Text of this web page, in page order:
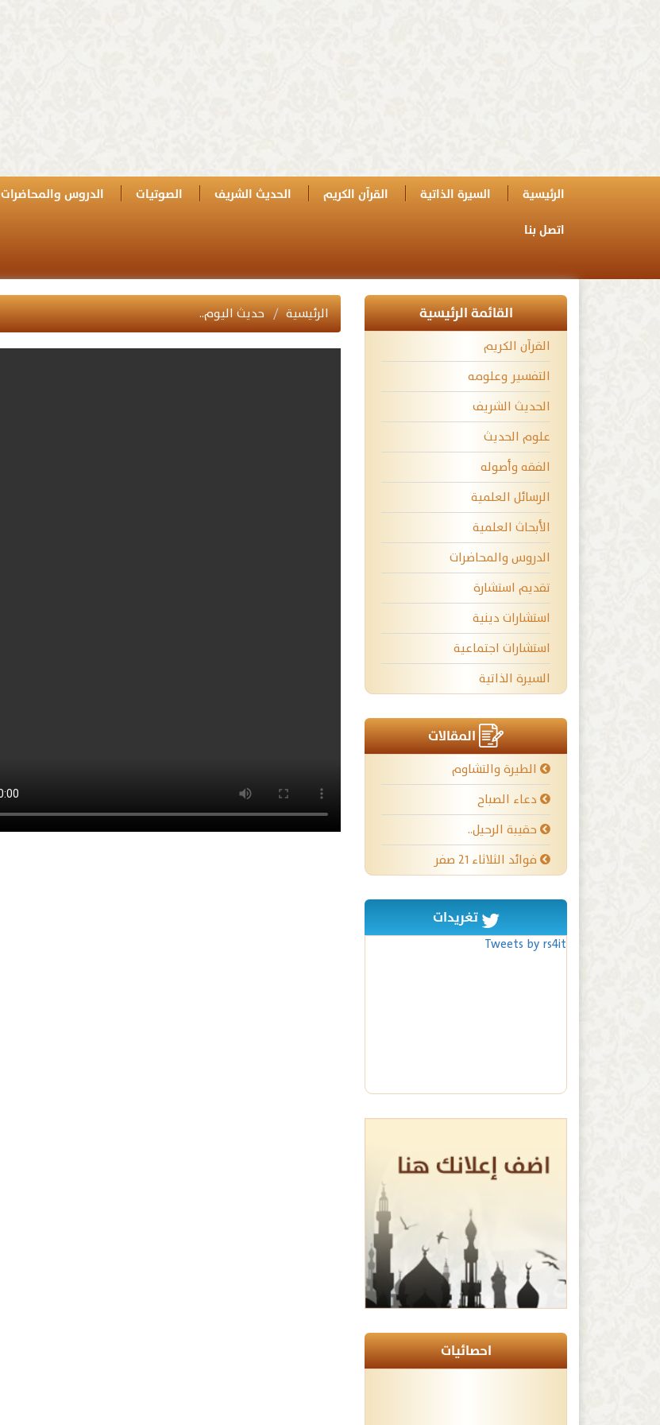
الرئيسية السيرة الذاتية القرآن الكريم الحديث الشريف الصوتيات الدروس والمحاضرات
اتصل بنا
القائمة الرئيسية
القرآن الكريم
التفسير وعلومه
الحديث الشريف
علوم الحديث
الفقه وأصوله
الرسائل العلمية
الأبحاث العلمية
الدروس والمحاضرات
تقديم استشارة
استشارات دينية
استشارات اجتماعية
السيرة الذاتية
المقالات
الطيرة والتشاوم
دعاء الصباح
حقيبة الرحيل..
فوائد الثلاثاء ٢١ صفر
تغريدات
Tweets by rs4it
احصائيات
الرئيسية حديث اليوم..